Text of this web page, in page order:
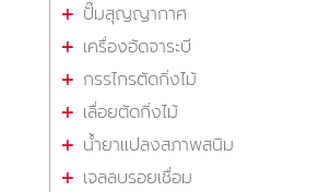
ปั๊มสุญญากาศ
เครื่องอัดจาระบี
กรรไกรตัดกิ่งไม้
เลื่อยตัดกิ่งไม้
น้ำยาแปลงสภาพสนิม
เจลลบรอยเชื่อม